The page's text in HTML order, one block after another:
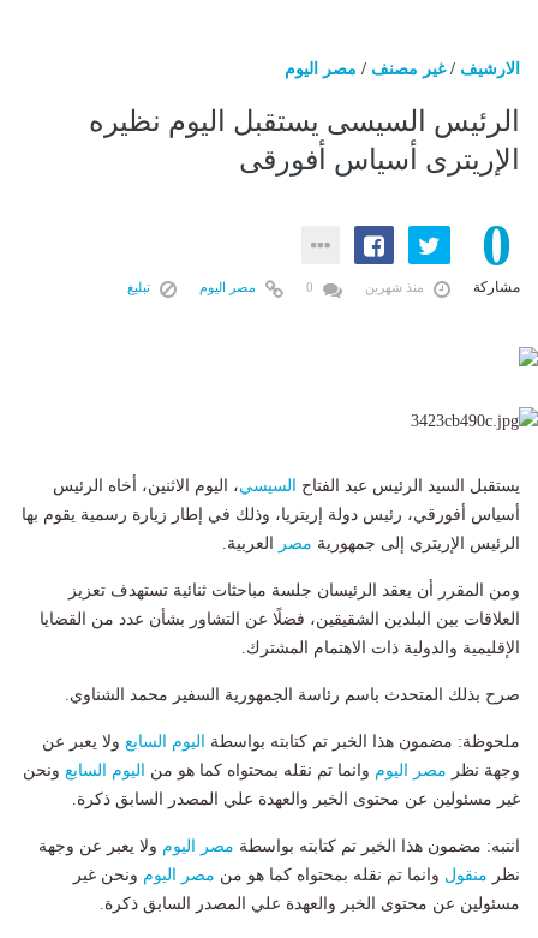
الارشيف /غير مصنف / مصر اليوم
الرئيس السيسى يستقبل اليوم نظيره
الإريترى أسياس أفورقى
0
مشاركة منذ شهرين مصر اليوم تبليغ
يستقبل السيد الرئيس عبد الفتاح السيسي، اليوم الاثنين، أخاه الرئيس
أسياس أفورقي، رئيس دولة إريتريا، وذلك في إطار زيارة رسمية يقوم بها
الرئيس الإريتري إلى جمهورية مصر العربية.
ومن المقرر أن يعقد الرئيسان جلسة مباحثات ثنائية تستهدف تعزيز
العلاقات بين البلدين الشقيقين، فضلًا عن التشاور بشأن عدد من القضايا
الإقليمية والدولية ذات الاهتمام المشترك.
صرح بذلك المتحدث باسم رئاسة الجمهورية السفير محمد الشناوي.
ملحوظة: مضمون هذا الخبر تم كتابته بواسطة اليوم السابع ولا يعبر عن
وجهة نظر مصر اليوم وانما تم نقله بمحتواه كما هو من اليوم السابع ونحن
غير مسئولين عن محتوى الخبر والعهدة علي المصدر السابق ذكرة.
انتبه: مضمون هذا الخبر تم كتابته بواسطة مصر اليوم ولا يعبر عن وجهة
نظر منقول وانما تم نقله بمحتواه كما هو من مصر اليوم ونحن غير
مسئولين عن محتوى الخبر والعهدة علي المصدر السابق ذكرة.